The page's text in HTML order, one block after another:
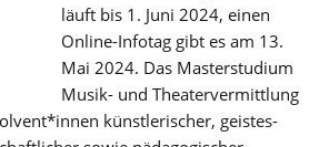
läuft bis 1. Juni 2024, einen
Online-Infotag gibt es am 13.
Mai 2024. Das Masterstudium
Musik- und Theatervermittlung
künstlerischer, geistes-